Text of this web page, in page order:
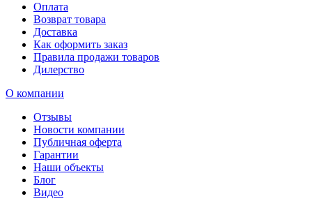
Оплата
Возврат товара
Доставка
Как оформить заказ
Правила продажи товаров
Дилерство
О компании
Отзывы
Новости компании
Публичная оферта
Гарантии
Наши объекты
Блог
Видео